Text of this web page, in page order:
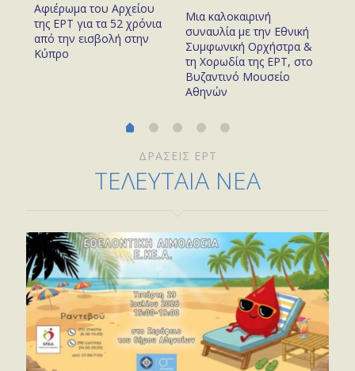
Αφιέρωμα του Αρχείου
της ΕΡΤ για τα 52 χρόνια
από την εισβολή στην
Κύπρο
Μια καλοκαιρινή
συναυλία με την Εθνική
Συμφωνική Ορχήστρα &
τη Χορωδία της ΕΡΤ, στο
Βυζαντινό Μουσείο
Αθηνών
ΔΡΑΣΕΙΣ ΕΡΤ
ΤΕΛΕΥΤΑΙΑ ΝΕΑ